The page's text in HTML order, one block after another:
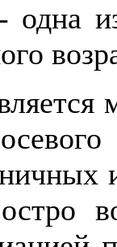
одна
остро